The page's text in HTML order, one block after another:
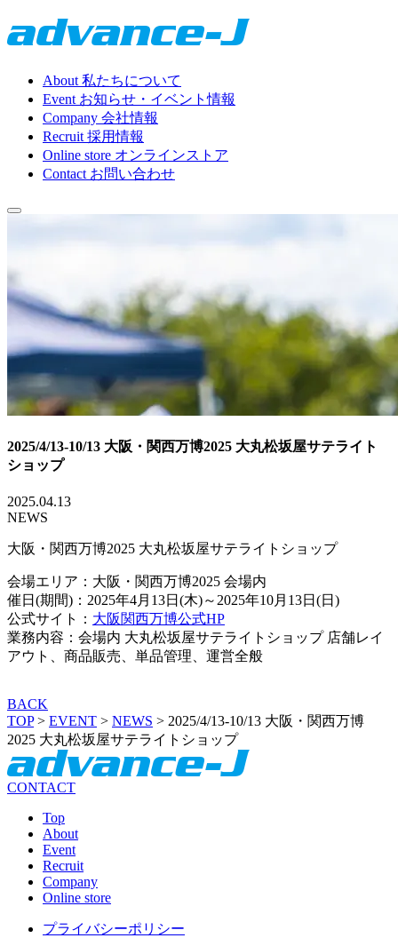
About 私たちについて
Event お知らせ・イベント情報
Company 会社情報
Recruit 採用情報
Online store オンラインストア
Contact お問い合わせ
2025/4/13-10/13 大阪・関西万博2025 大丸松坂屋サテライト
ショップ
2025.04.13
NEWS
大阪・関西万博2025 大丸松坂屋サテライトショップ
会場エリア：大阪・関西万博2025 会場内
催日(期間)：2025年4月13日(木)～2025年10月13日(日)
公式サイト： 大阪関西万博公式HP
業務内容：会場内 大丸松坂屋サテライトショップ 店舗レイ
アウト、商品販売、単品管理、運営全般
BACK
TOP> EVENT > NEWS > 2025/4/13-10/13 大阪・関西万博
2025 大丸松坂屋サテライトショップ
CONTACT
Top
About
Event
Recruit
Company
Online store
プライバシーポリシー